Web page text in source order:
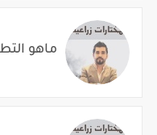
ماهو